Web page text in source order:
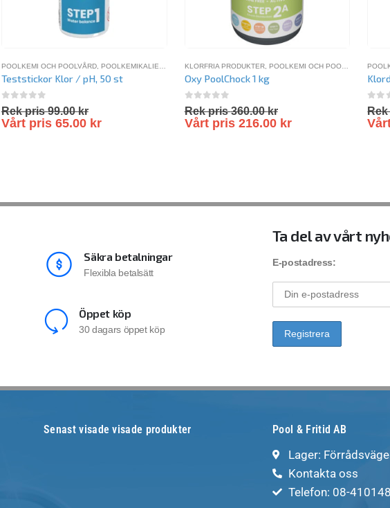
POOLKEMI OCH POOLVÅRD, POOLKEMIKALIER SPAKEMIKALIER,VATTENTESTER
Teststickor Klor / pH, 50 st
0out of 5
Rek pris99.00kr
Vårt pris 65.00 kr
KLORFRIA PRODUKTER, POOLKEMI OCH POOLVÅRD ,
Oxy PoolChock 1 kg
0out of 5
Rek pris360.00kr
Vårt pris 216.00 kr
0
Säkra betalningar
Flexibla betalsätt
Öppet köp
30 dagars öppet köp
Ta del av vårt
E-postadress:
Senast visade visade produkter Pool & Fritid AB
Lager:
Kontakta oss
Telefon: 08-